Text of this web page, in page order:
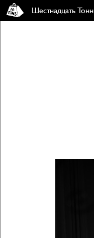
Шестнадцать Тонн